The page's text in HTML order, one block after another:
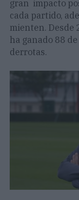
gran impacto
cada partido,
mienten. Desde
ha ganado 88
derrotas.